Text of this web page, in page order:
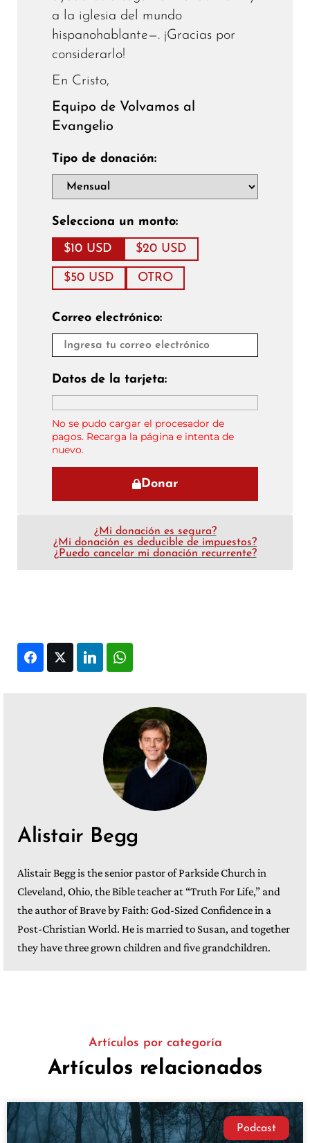
a la iglesia del mundo
hispanohablante—. ¡Gracias por
considerarlo!
En Cristo,
Equipo de Volvamos al
Evangelio
Tipo de donación:
Selecciona un monto:
$10 USD $20 USD
$50 USD OTRO
Correo electrónico:
Datos de la tarjeta:
No se pudo cargar el procesador de
pagos. Recarga la página e intenta de
nuevo.
Donar
¿Mi donación es segura?
¿Mi donación es deducible de impuestos?
¿Puedo cancelar mi donación recurrente?
FacebookTwitter LinkedIn
Alistair Begg
Alistair Begg is the senior pastor of Parkside Church in
Cleveland, Ohio, the Bible teacher at “Truth For Life,” and
the author of Brave by Faith: God-Sized Confidence in a
Post-Christian World. He is married to Susan, and together
they have three grown children and five grandchildren.
Artículos por categoría
Artículos relacionados
Podcast